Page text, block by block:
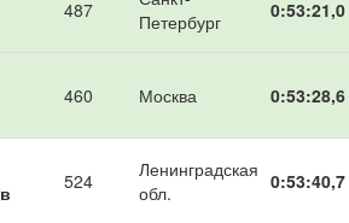
487
Петербург
0:53:21,0
460 Москва 0:53:28,6
524
Ленинградская
обл.
0:53:40,7